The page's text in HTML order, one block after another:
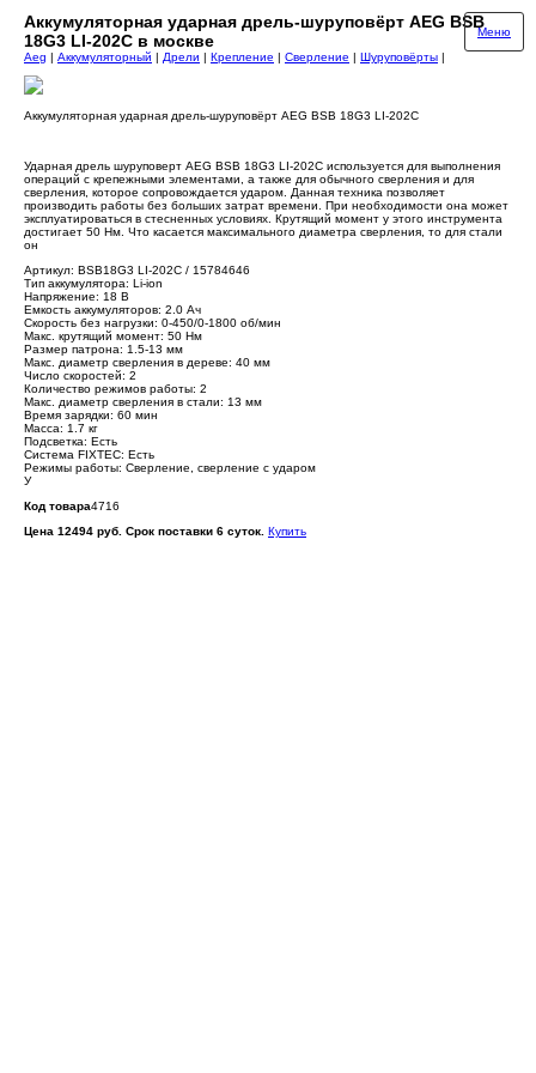
Аккумуляторная ударная дрель-шуруповёрт AEG BSB
18G3 LI-202C в москве
Меню
Aeg | Аккумуляторный | Дрели | Крепление | Сверление | Шуруповёрты |
Аккумуляторная ударная дрель-шуруповёрт AEG BSB 18G3 LI-202C
Ударная дрель шуруповерт AEG BSB 18G3 LI-202C используется для выполнения
операций с крепежными элементами, а также для обычного сверления и для
сверления, которое сопровождается ударом. Данная техника позволяет
производить работы без больших затрат времени. При необходимости она может
эксплуатироваться в стесненных условиях. Крутящий момент у этого инструмента
достигает 50 Нм. Что касается максимального диаметра сверления, то для стали
он
Артикул: BSB18G3 LI-202C / 15784646
Тип аккумулятора: Li-ion
Напряжение: 18 В
Емкость аккумуляторов: 2.0 Ач
Скорость без нагрузки: 0-450/0-1800 об/мин
Макс. крутящий момент: 50 Нм
Размер патрона: 1.5-13 мм
Макс. диаметр сверления в дереве: 40 мм
Число скоростей: 2
Количество режимов работы: 2
Макс. диаметр сверления в стали: 13 мм
Время зарядки: 60 мин
Масса: 1.7 кг
Подсветка: Есть
Система FIXTEC: Есть
Режимы работы: Сверление, сверление с ударом
У
Код товара4716
Цена 12494 руб. Срок поставки 6 суток. Купить